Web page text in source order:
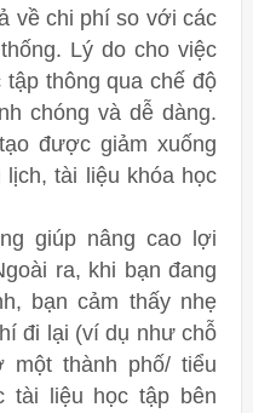
về chi phí so với các
Lý do cho việc
thông qua chế độ
chóng và dễ dàng.
được giảm xuống
tài liệu khóa học
giúp nâng cao lợi
ra, khi bạn đang
bạn cảm thấy nhẹ
đi lại (ví dụ như chỗ
thành phố/ tiểu
tài liệu học tập bên